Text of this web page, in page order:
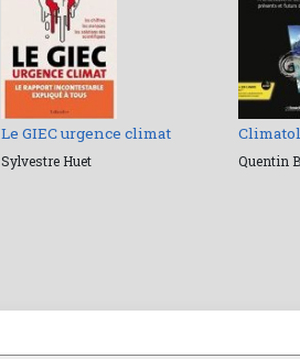
Le GIEC urgence climat
Sylvestre Huet Quentin